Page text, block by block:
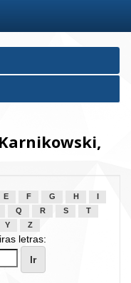
E F G H
Q R S
T
Y Z
letras: